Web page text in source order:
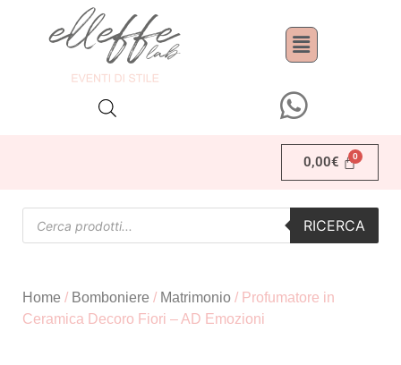
0,00€
RICERCA
Home / Bomboniere / Matrimonio / Profumatore in
Ceramica Decoro Fiori – AD Emozioni